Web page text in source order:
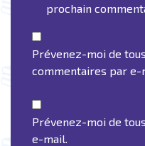
prochain
Prévenez-moi de
commentaires par e-
Prévenez-moi de
e-mail.